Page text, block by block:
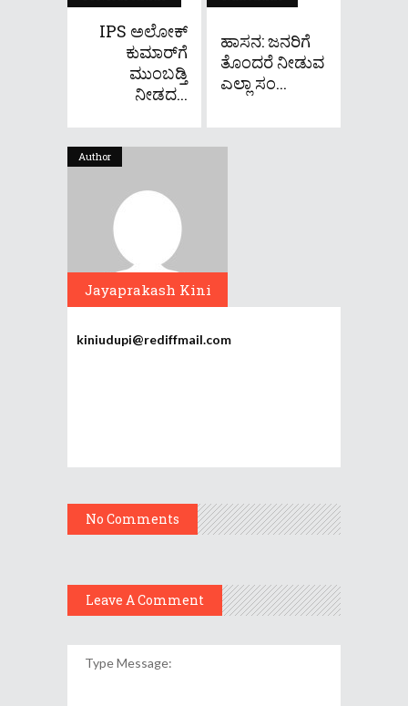
IPS ಅಲೋಕ್‌
ಕುಮಾರ್‌ಗೆ
ಮುಂಬಡ್ತಿ
ನೀಡದ...
ಹಾಸನ: ಜನರಿಗೆ
ತೊಂದರೆ ನೀಡುವ
ಎಲ್ಲಾ ಸಂ...
Author
Jayaprakash Kini
kiniudupi@rediffmail.com
No Comments
Leave A Comment